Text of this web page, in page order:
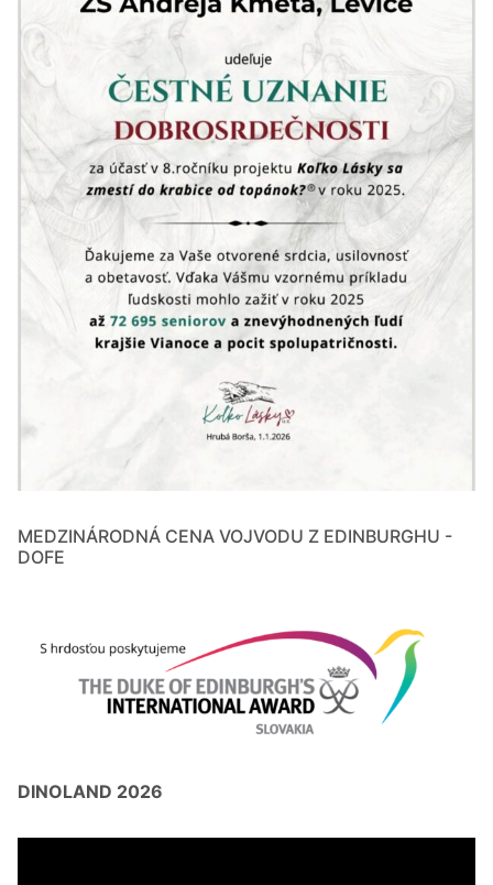
MEDZINÁRODNÁ CENA VOJVODU Z EDINBURGHU -
DOFE
DINOLAND 2026